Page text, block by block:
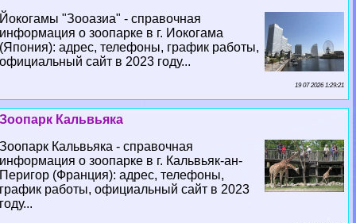
Йокогамы "Зооазиа" - справочная
информация о зоопарке в г. Иокогама
(Япония): адрес, телефоны, график работы,
официальный сайт в 2023 году...
19 07 2026 1:29:21
Зоопарк Кальвьяка
Зоопарк Кальвьяка - справочная
информация о зоопарке в г. Кальвьяк-ан-
Перигор (Франция): адрес, телефоны,
график работы, официальный сайт в 2023
году...